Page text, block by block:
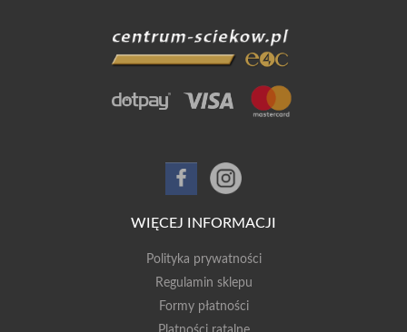
WIĘCEJ INFORMACJI
Polityka prywatności
Regulamin sklepu
Formy płatności